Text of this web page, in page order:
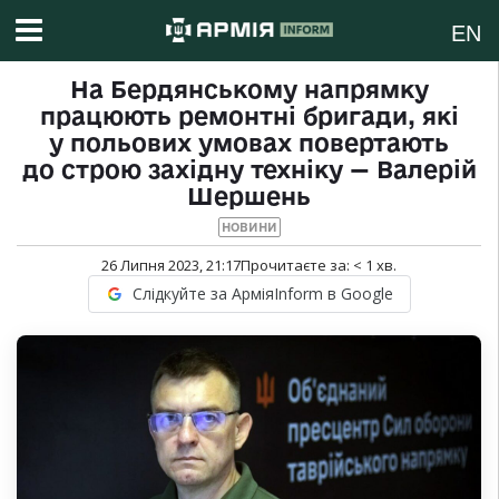
EN
На Бердянському напрямку
працюють ремонтні бригади, які
у польових умовах повертають
до строю західну техніку — Валерій
Шершень
НОВИНИ
26 Липня 2023, 21:17Прочитаєте за: < 1 хв.
Слідкуйте за АрміяInform в Google